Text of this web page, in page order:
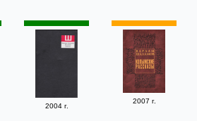
2004 г.
2007 г.